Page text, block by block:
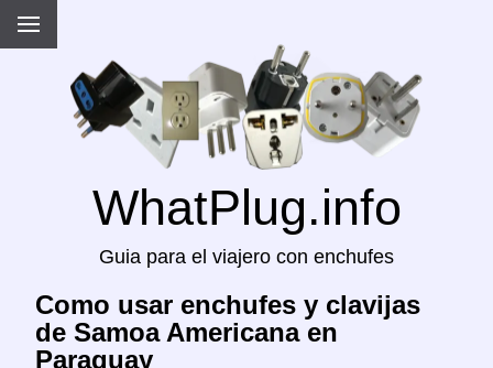
WhatPlug.info
Guia para el viajero con enchufes
Como usar enchufes y clavijas
de Samoa Americana en
Paraguay